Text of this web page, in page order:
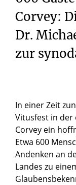
Corvey:
Dr.
zur
In einer Zeit
Vitusfest in der
Corvey ein
Etwa 600
Andenken an
Landes zu